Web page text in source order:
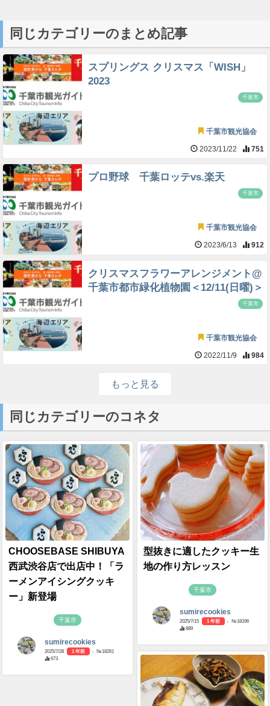
同じカテゴリーのまとめ記事
スプリングス クリスマス「WISH」
2023
千葉市
千葉市観光協会
2023/11/22 751
プロ野球 千葉ロッテvs.楽天
千葉市
千葉市観光協会
2023/6/13 912
クリスマスフラワーアレンジメント@
千葉市都市緑化植物園＜12/11(日曜)＞
千葉市
千葉市観光協会
2022/11/9 984
もっと見る
同じカテゴリーのコネタ
CHOOSEBASE SHIBUYA
西武渋谷店で出店中！「ラ
ーメンアイシングクッキ
ー」新登場
千葉市
sumirecookies
2025/7/28 1 年前
- №18261
673
型抜きに適したクッキー生
地の作り方レッスン
千葉市
sumirecookies
2025/7/15 1 年前
- №18196
889